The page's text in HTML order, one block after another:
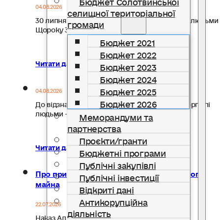
селищної територіальної
громади
Бюджет 2021
Бюджет 2022
Бюджет 2023
Бюджет 2024
Бюджет 2025
Бюджет 2026
Меморандуми та
партнерства
Проєкти/гранти
Бюджетні програми
Публічні закупівлі
Публічні інвестиції
Відкриті дані
Антикорупційна
діяльність
04.08.2026
30 липня – Всесвітній день протидії торгівлі людьми
Щороку 30…
Читати далі...
04.08.2026
До відзначення Всесвітнього дня протидії торгівлі
людьми -30 липня Управління…
Читати далі...
Про присвоєння адреси об’єкту нерухомого
майна
22.07.2026
Наказ Адрес № 13 2026